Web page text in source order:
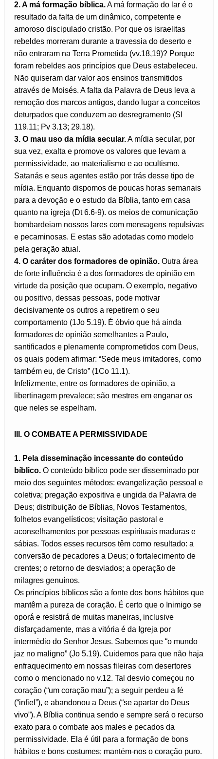
2. A má formação bíblica.A má formação do lar é o
resultado da falta de um dinâmico, competente e
amoroso discipulado cristão. Por que os israelitas
rebeldes morreram durante a travessia do deserto e
não entraram na Terra Prometida (vv.18,19)? Porque
foram rebeldes aos princípios que Deus estabeleceu.
Não quiseram dar valor aos ensinos transmitidos
através de Moisés. A falta da Palavra de Deus leva a
remoção dos marcos antigos, dando lugar a conceitos
deturpados que conduzem ao desregramento (Sl
119.11; Pv 3.13; 29.18).
3. O mau uso da mídia secular.A mídia secular, por
sua vez, exalta e promove os valores que levam a
permissividade, ao materialismo e ao ocultismo.
Satanás e seus agentes estão por trás desse tipo de
mídia. Enquanto dispomos de poucas horas semanais
para a devoção e o estudo da Bíblia, tanto em casa
quanto na igreja (Dt 6.6-9). os meios de comunicação
bombardeiam nossos lares com mensagens repulsivas
e pecaminosas. E estas são adotadas como modelo
pela geração atual.
4. O caráter dos formadores de opinião. Outra área
de forte influência é a dos formadores de opinião em
virtude da posição que ocupam. O exemplo, negativo
ou positivo, dessas pessoas, pode motivar
decisivamente os outros a repetirem o seu
comportamento (1Jo 5.19). É óbvio que há ainda
formadores de opinião semelhantes a Paulo,
santificados e plenamente comprometidos com Deus,
os quais podem afirmar: “Sede meus imitadores, como
também eu, de Cristo” (1Co 11.1).
Infelizmente, entre os formadores de opinião, a
libertinagem prevalece; são mestres em enganar os
que neles se espelham.
III. O COMBATE A PERMISSIVIDADE
1. Pela disseminação incessante do conteúdo
bíblico. O conteúdo bíblico pode ser disseminado por
meio dos seguintes métodos: evangelização pessoal e
coletiva; pregação expositiva e ungida da Palavra de
Deus; distribuição de Bíblias, Novos Testamentos,
folhetos evangelísticos; visitação pastoral e
aconselhamentos por pessoas espirituais maduras e
sábias. Todos esses recursos têm como resultado: a
conversão de pecadores a Deus; o fortalecimento de
crentes; o retorno de desviados; a operação de
milagres genuínos.
Os princípios bíblicos são a fonte dos bons hábitos que
mantêm a pureza de coração. É certo que o Inimigo se
oporá e resistirá de muitas maneiras, inclusive
disfarçadamente, mas a vitória é da Igreja por
intermédio do Senhor Jesus. Sabemos que “o mundo
jaz no maligno” (Jo 5.19). Cuidemos para que não haja
enfraquecimento em nossas fileiras com desertores
como o mencionado no v.12. Tal desvio começou no
coração (“um coração mau”); a seguir perdeu a fé
(“infiel”), e abandonou a Deus (“se apartar do Deus
vivo”). A Bíblia continua sendo e sempre será o recurso
exato para o combate aos males e pecados da
permissividade. Ela é útil para a formação de bons
hábitos e bons costumes; mantém-nos o coração puro.